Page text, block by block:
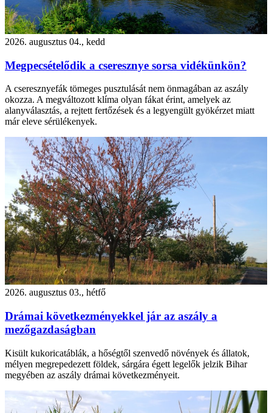
2026. augusztus 04., kedd
Megpecsételődik a cseresznye sorsa vidékünkön?
A cseresznyefák tömeges pusztulását nem önmagában az aszály
okozza. A megváltozott klíma olyan fákat érint, amelyek az
alanyválasztás, a rejtett fertőzések és a legyengült gyökérzet miatt
már eleve sérülékenyek.
2026. augusztus 03., hétfő
Drámai következményekkel jár az aszály a
mezőgazdaságban
Kisült kukoricatáblák, a hőségtől szenvedő növények és állatok,
mélyen megrepedezett földek, sárgára égett legelők jelzik Bihar
megyében az aszály drámai következményeit.